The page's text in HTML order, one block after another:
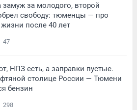
за молодого, второй
свободу: тюменцы — про
после 40 лет
47
НПЗ есть, а заправки пустые.
столице России — Тюмени
бензин
298